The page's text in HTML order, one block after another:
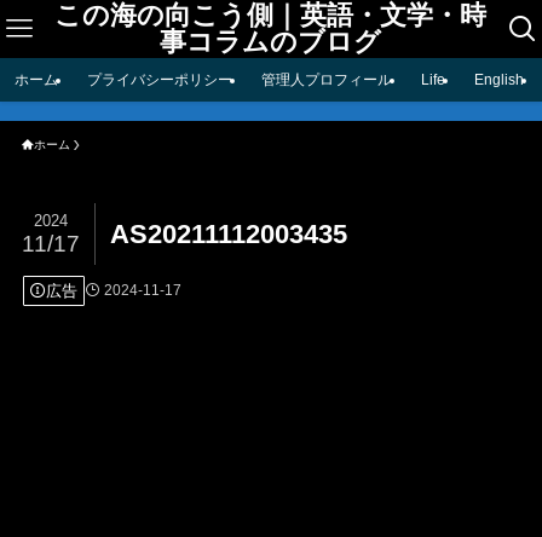
この海の向こう側｜英語・文学・時
事コラムのブログ
ホーム プライバシーポリシー 管理人プロフィール Life English
ホーム
AS20211112003435
2024
11/17
広告 2024-11-17